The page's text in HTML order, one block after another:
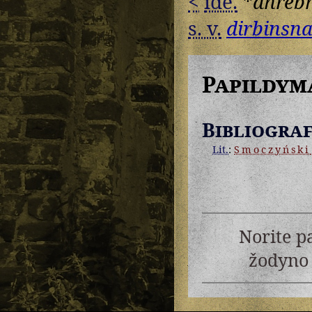
s. v.
Lit.:Smoczyński
Norite